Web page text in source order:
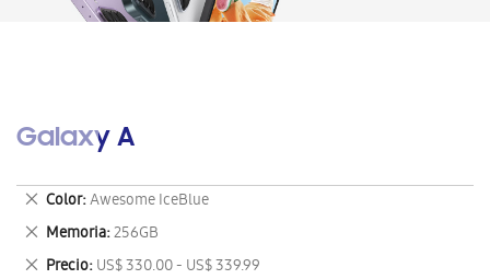
Galaxy A
Color Awesome IceBlue
Eliminar
este
artículo
Memoria 256GB
Eliminar
este
Precio US$ 330.00 - US$ 339.99
Eliminar